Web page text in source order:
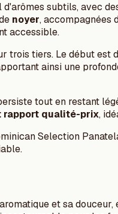
subtils, avec
noyer, accompagnées
accessible.
tiers. Le début
ainsi une
tout en restant
rapport qualité-prix,
Selection
et sa